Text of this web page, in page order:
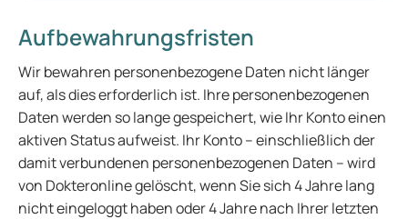
Aufbewahrungsfristen
Wir bewahren personenbezogene Daten nicht länger
auf, als dies erforderlich ist. Ihre personenbezogenen
Daten werden so lange gespeichert, wie Ihr Konto einen
aktiven Status aufweist. Ihr Konto – einschließlich der
damit verbundenen personenbezogenen Daten – wird
von Dokteronline gelöscht, wenn Sie sich 4 Jahre lang
nicht eingeloggt haben oder 4 Jahre nach Ihrer letzten